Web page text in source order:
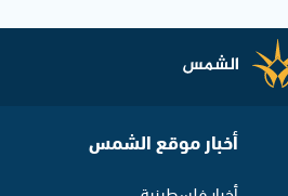
أخبار موقع الشمس